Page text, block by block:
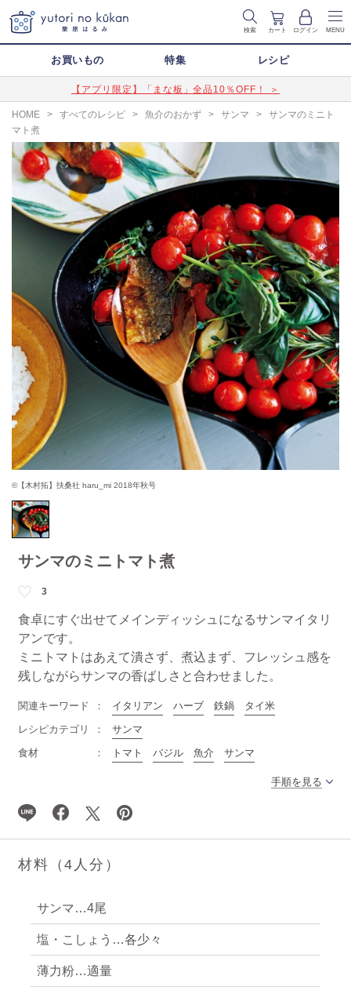
検索 カート ログイン MENU
お買いもの 特集 レシピ
【アプリ限定】「まな板」全品10％OFF！ ＞
HOME > すべてのレシピ > 魚介のおかず > サンマ >
サンマのミニト
マト煮
©【木村拓】扶桑社 haru_mi 2018年秋号
サンマのミニトマト煮
3
食卓にすぐ出せてメインディッシュになるサンマイタリ
アンです。
ミニトマトはあえて潰さず、煮込まず、フレッシュ感を
残しながらサンマの香ばしさと合わせました。
関連キーワード イタリアン ハーブ 鉄鍋
タイ米
レシピカテゴリ
サンマ
食材
トマト バジル 魚介 サンマ
手順を見る
材料（4人分）
サンマ…4尾
塩・こしょう…各少々
薄力粉…適量